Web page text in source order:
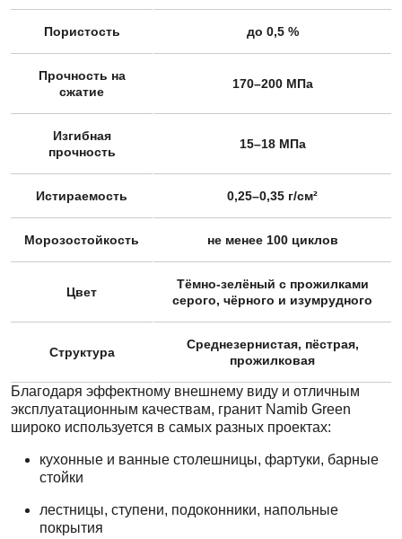
Пористость до 0,5 %
Прочность на
сжатие
170–200 МПа
Изгибная
прочность
15–18 МПа
Истираемость 0,25–0,35 г/см²
Морозостойкость не менее 100 циклов
Цвет
Тёмно-зелёный с прожилками
серого, чёрного и изумрудного
Структура
Среднезернистая, пёстрая,
прожилковая
Благодаря эффектному внешнему виду и отличным
эксплуатационным качествам, гранит Namib Green
широко используется в самых разных проектах:
кухонные и ванные столешницы, фартуки, барные
стойки
лестницы, ступени, подоконники, напольные
покрытия